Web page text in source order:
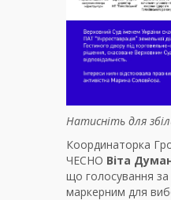
Натисніть для
Координаторка
ЧЕСНО Віта
що голосування
маркерним для